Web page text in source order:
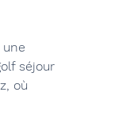
une
séjour
où